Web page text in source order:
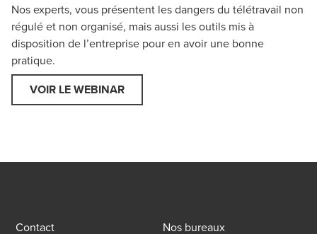
Nos experts, vous présentent les dangers du télétravail non
régulé et non organisé, mais aussi les outils mis à
disposition de l’entreprise pour en avoir une bonne
pratique.
VOIR LE WEBINAR
Contact Nos bureaux